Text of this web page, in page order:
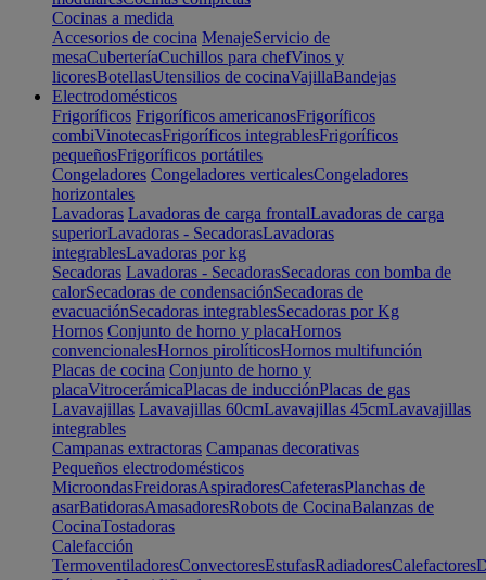
Cocinas a medida
Accesorios de cocina MenajeServicio de
mesaCuberteríaCuchillos para chefVinos y
licoresBotellasUtensilios de cocinaVajillaBandejas
Electrodomésticos
Frigoríficos Frigoríficos americanosFrigoríficos
combiVinotecasFrigoríficos integrablesFrigoríficos
pequeñosFrigoríficos portátiles
Congeladores Congeladores verticalesCongeladores
horizontales
Lavadoras Lavadoras de carga frontalLavadoras de carga
superiorLavadoras - SecadorasLavadoras
integrablesLavadoras por kg
Secadoras Lavadoras - SecadorasSecadoras con bomba de
calorSecadoras de condensaciónSecadoras de
evacuaciónSecadoras integrablesSecadoras por Kg
Hornos Conjunto de horno y placaHornos
convencionalesHornos pirolíticosHornos multifunción
Placas de cocina Conjunto de horno y
placaVitrocerámicaPlacas de inducciónPlacas de gas
Lavavajillas Lavavajillas 60cmLavavajillas 45cmLavavajillas
integrables
Campanas extractoras Campanas decorativas
Pequeños electrodomésticos
MicroondasFreidorasAspiradoresCafeterasPlanchas de
asarBatidorasAmasadoresRobots de CocinaBalanzas de
CocinaTostadoras
Calefacción
TermoventiladoresConvectoresEstufasRadiadoresCalefactores